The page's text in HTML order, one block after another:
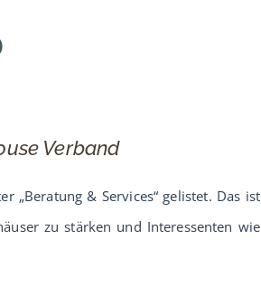
Verband
„Beratung & Services“ gelistet. Das ist
zu stärken und Interessenten wie